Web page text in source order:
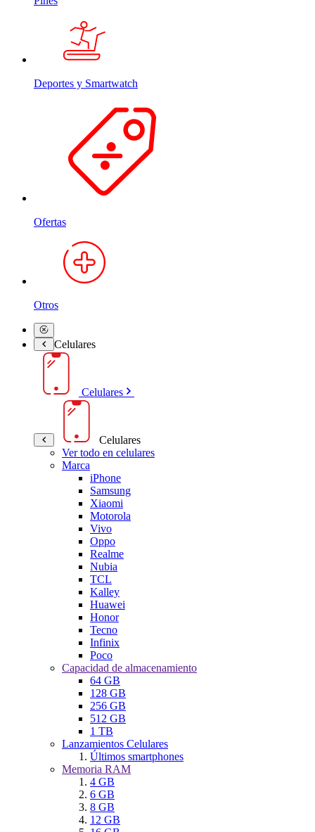
Deportes y Smartwatch
Ofertas
Otros
Celulares
Celulares
Celulares
Ver todo en celulares
Marca
iPhone
Samsung
Xiaomi
Motorola
Vivo
Oppo
Realme
Nubia
TCL
Kalley
Huawei
Honor
Tecno
Infinix
Poco
Capacidad de almacenamiento
64 GB
128 GB
256 GB
512 GB
1 TB
Lanzamientos Celulares
Últimos smartphones
Memoria RAM
4 GB
6 GB
8 GB
12 GB